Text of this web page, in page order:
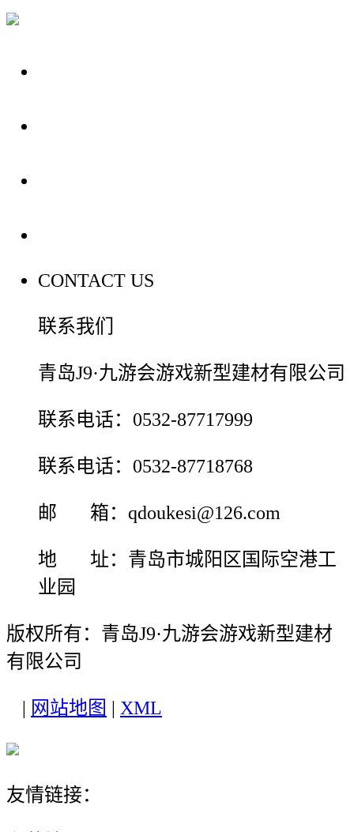
CONTACT US
联系我们
青岛J9·九游会游戏新型建材有限公司
联系电话：0532-87717999
联系电话：0532-87718768
邮 箱：qdoukesi@126.com
地 址：青岛市城阳区国际空港工
业园
版权所有：青岛J9·九游会游戏新型建材
有限公司
网站地图 XML
友情链接：